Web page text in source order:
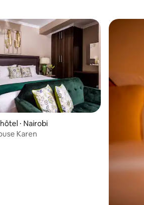
⋅ Nairobi
Karen